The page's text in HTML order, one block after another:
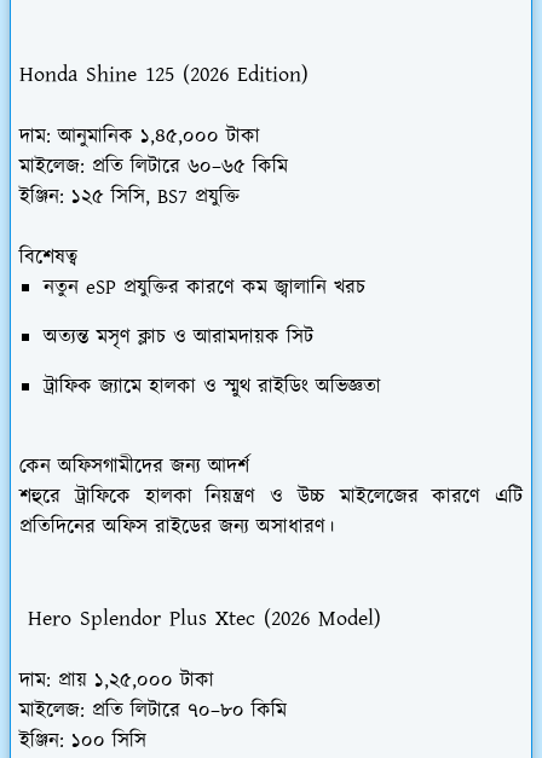
Honda Shine 125 (2026 Edition)
দাম:আনুমানিক ১,৪৫,০০০ টাকা
মাইলেজ: প্রতি লিটারে ৬০–৬৫ কিমি
ইঞ্জিন: ১২৫ সিসি, BS7 প্রযুক্তি
বিশেষত্ব
নতুন eSP প্রযুক্তির কারণে কম জ্বালানি খরচ
অত্যন্ত মসৃণ ক্লাচ ও আরামদায়ক সিট
ট্রাফিক জ্যামে হালকা ও স্মুথ রাইডিং অভিজ্ঞতা
কেন অফিসগামীদের জন্য আদর্শ
শহুরে ট্রাফিকে হালকা নিয়ন্ত্রণ ও উচ্চ মাইলেজের কারণে এটি
প্রতিদিনের অফিস রাইডের জন্য অসাধারণ।
Hero Splendor Plus Xtec (2026 Model)
দাম: প্রায় ১,২৫,০০০ টাকা
মাইলেজ: প্রতি লিটারে ৭০–৮০ কিমি
ইঞ্জিন: ১০০ সিসি